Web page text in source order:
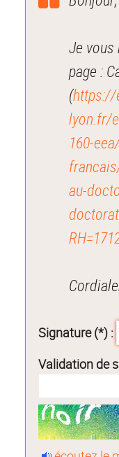
Je vous
page :
(https://
lyon.fr/
160-
au-
Signature (*) :
Validation de